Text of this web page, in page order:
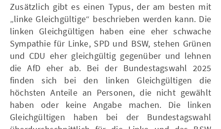
Zusätzlich gibt es einen Typus, der am besten mit
„linke Gleichgültige“ beschrieben werden kann. Die
linken Gleichgültigen haben eine eher schwache
Sympathie für Linke, SPD und BSW, stehen Grünen
und CDU eher gleichgültig gegenüber und lehnen
die AfD eher ab. Bei der Bundestagswahl 2025
finden sich bei den linken Gleichgültigen die
höchsten Anteile an Personen, die nicht gewählt
haben oder keine Angabe machen. Die linken
Gleichgültigen haben bei der Bundestagswahl